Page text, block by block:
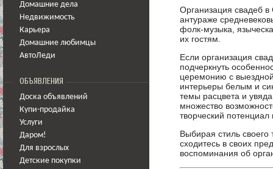
Домашние дела
Недвижимость
Карьера
Домашние любимцы
АвтоЛеди
ОБЪЯВЛЕНИЯ
Доска объявлений
Купи-продайка
Услуги
Даром!
Для взрослых
Детские покупки
Организация свадеб
антураже
фолк-музыка,
их гостям.
Если организация
подчеркнуть
церемонию с
интерьеры белым и
темы расцвета и
множество
творческий
Выбирая стиль своего
сходитесь в своих
воспоминания об